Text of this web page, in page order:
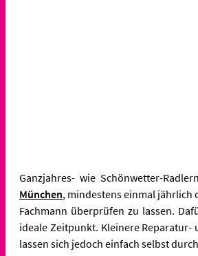
Ganzjahres- wie Schönwetter-
München, mindestens einmal jährlich
Fachmann überprüfen zu lassen.
ideale Zeitpunkt. Kleinere Reparatur-
lassen sich jedoch einfach selbst